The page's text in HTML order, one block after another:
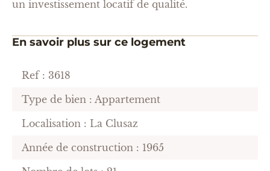
un investissement locatif de qualité.
En savoir plus sur ce logement
Ref : 3618
Type de bien : Appartement
Localisation : La Clusaz
Année de construction : 1965